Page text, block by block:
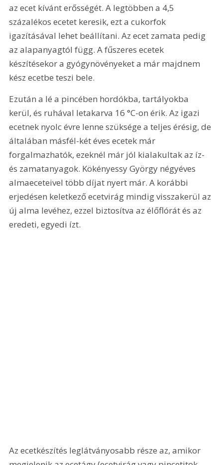
az ecet kívánt erősségét. A legtöbben a 4,5
százalékos ecetet keresik, ezt a cukorfok
igazításával lehet beállítani. Az ecet zamata pedig
az alapanyagtól függ. A fűszeres ecetek
készítésekor a gyógynövényeket a már majdnem
kész ecetbe teszi bele.
Ezután a lé a pincében hordókba, tartályokba
kerül, és ruhával letakarva 16 °C-on érik. Az igazi
ecetnek nyolc évre lenne szüksége a teljes érésig, de
általában másfél-két éves ecetek már
forgalmazhatók, ezeknél már jól kialakultak az íz-
és zamatanyagok. Kökényessy György négyéves
almaeceteivel több díjat nyert már. A korábbi
erjedésen keletkező ecetvirág mindig visszakerül az
új alma levéhez, ezzel biztosítva az élőflórát és az
eredeti, egyedi ízt.
Az ecetkészítés leglátványosabb része az, amikor